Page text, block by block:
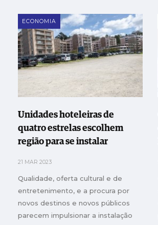
ECONOMIA
Unidades hoteleiras de
quatro estrelas escolhem
região para se instalar
21 MAR 2023
Qualidade, oferta cultural e de
entretenimento, e a procura por
novos destinos e novos públicos
parecem impulsionar a instalação